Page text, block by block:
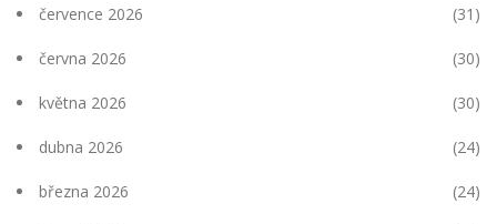
července 2026 (31)
června 2026 (30)
května 2026 (30)
dubna 2026 (24)
března 2026 (24)